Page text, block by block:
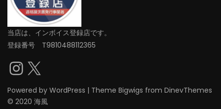
当店は、インボイス登録店です。
登録番号 T9810488112365
Instagram
X
Powered by WordPress | Theme Bigwigs from DinevThemes
© 2020 海風